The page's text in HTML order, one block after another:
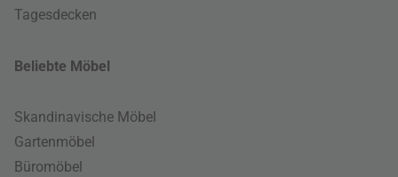
Tagesdecken
Beliebte Möbel
Skandinavische Möbel
Gartenmöbel
Büromöbel